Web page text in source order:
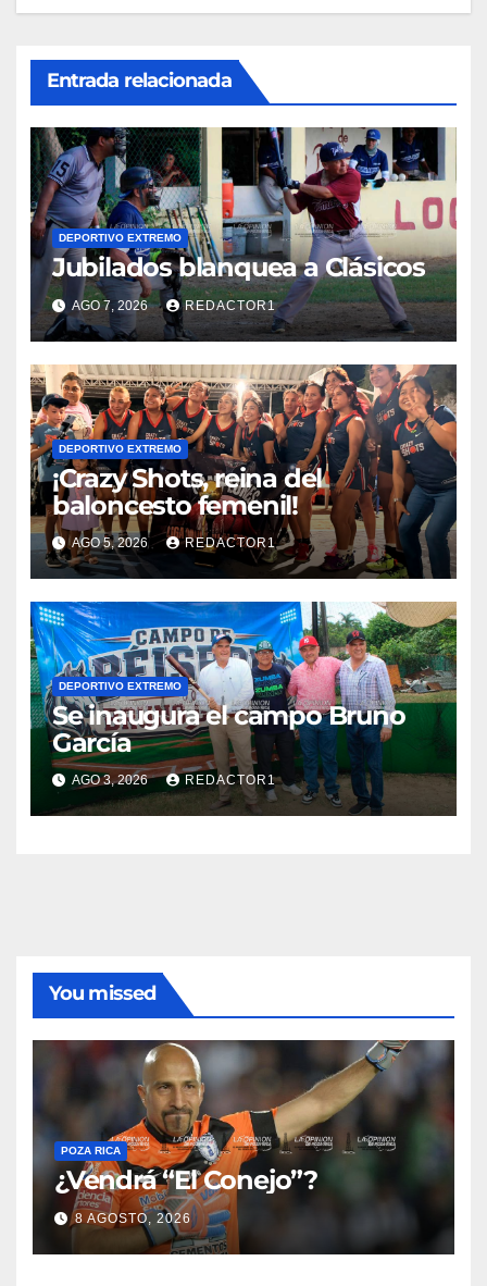
Entrada relacionada
DEPORTIVO EXTREMO
Jubilados blanquea a Clásicos
AGO 7, 2026 REDACTOR1
DEPORTIVO EXTREMO
¡Crazy Shots, reina del
baloncesto femenil!
AGO 5, 2026 REDACTOR1
DEPORTIVO EXTREMO
Se inaugura el campo Bruno
García
AGO 3, 2026 REDACTOR1
You missed
POZA RICA
¿Vendrá “El Conejo”?
8 AGOSTO, 2026